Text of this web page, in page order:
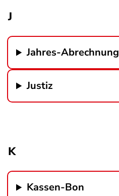
J
Jahres-Abrechnung
Justiz
K
Kassen-Bon